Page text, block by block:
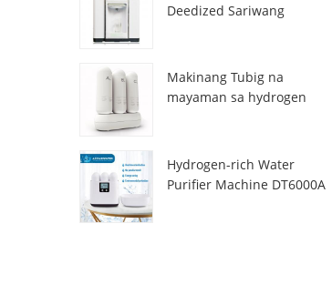
Deedized Sariwang
ZL9510W
Makinang Tubig na
mayaman sa hydrogen
Hydrogen-rich Water
Purifier Machine DT6000A